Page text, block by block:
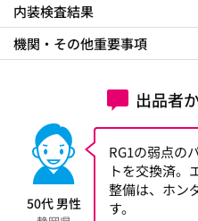
内装検査結果
機関・その他重要事項
出品者
50代 男性
RG1の弱点の
トを交換済。
整備は、ホン
す。